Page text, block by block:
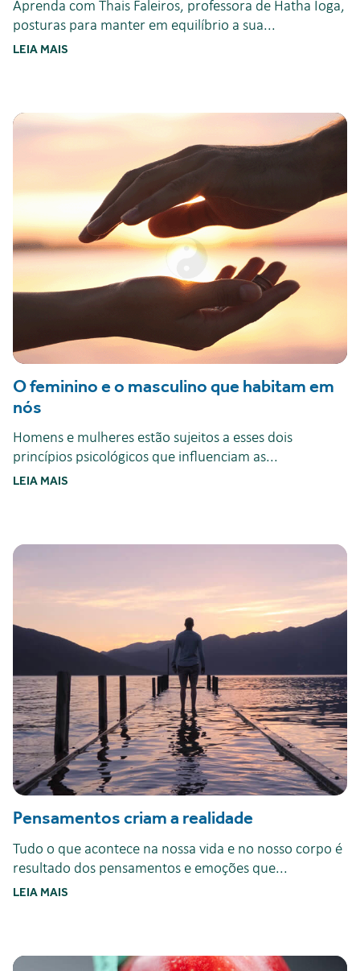
Aprenda com Thais Faleiros, professora de Hatha Ioga,
posturas para manter em equilíbrio a sua...
LEIA MAIS
O feminino e o masculino que habitam em
nós
Homens e mulheres estão sujeitos a esses dois
princípios psicológicos que influenciam as...
LEIA MAIS
Pensamentos criam a realidade
Tudo o que acontece na nossa vida e no nosso corpo é
resultado dos pensamentos e emoções que...
LEIA MAIS